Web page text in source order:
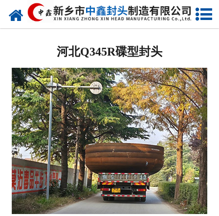
网站首页
河北封头厂家
河北球形封头
河北椎体封头
河北库存类
河北热压模具
河北7000分瓣封头
河北Q345R碟型封头